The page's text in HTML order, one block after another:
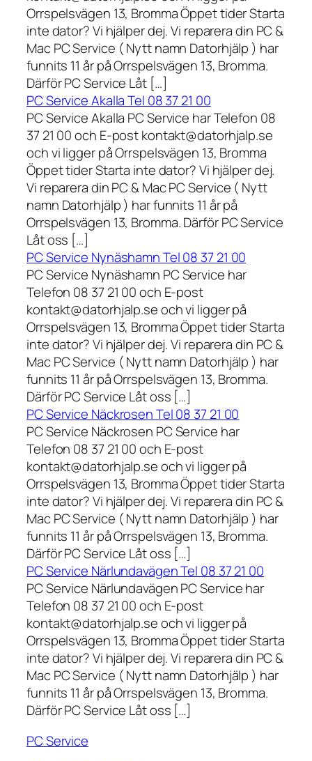
Orrspelsvägen 13, Bromma Öppet tider Starta
inte dator? Vi hjälper dej. Vi reparera din PC &
Mac PC Service ( Nytt namn Datorhjälp ) har
funnits 11 år på Orrspelsvägen 13, Bromma.
Därför PC Service Låt […]
PC Service Akalla Tel 08 37 21 00
PC Service Akalla PC Service har Telefon 08
37 21 00 och E-post kontakt@datorhjalp.se
och vi ligger på Orrspelsvägen 13, Bromma
Öppet tider Starta inte dator? Vi hjälper dej.
Vi reparera din PC & Mac PC Service ( Nytt
namn Datorhjälp ) har funnits 11 år på
Orrspelsvägen 13, Bromma. Därför PC Service
Låt oss […]
PC Service Nynäshamn Tel 08 37 21 00
PC Service Nynäshamn PC Service har
Telefon 08 37 21 00 och E-post
kontakt@datorhjalp.se och vi ligger på
Orrspelsvägen 13, Bromma Öppet tider Starta
inte dator? Vi hjälper dej. Vi reparera din PC &
Mac PC Service ( Nytt namn Datorhjälp ) har
funnits 11 år på Orrspelsvägen 13, Bromma.
Därför PC Service Låt oss […]
PC Service Näckrosen Tel 08 37 21 00
PC Service Näckrosen PC Service har
Telefon 08 37 21 00 och E-post
kontakt@datorhjalp.se och vi ligger på
Orrspelsvägen 13, Bromma Öppet tider Starta
inte dator? Vi hjälper dej. Vi reparera din PC &
Mac PC Service ( Nytt namn Datorhjälp ) har
funnits 11 år på Orrspelsvägen 13, Bromma.
Därför PC Service Låt oss […]
PC Service Närlundavägen Tel 08 37 21 00
PC Service Närlundavägen PC Service har
Telefon 08 37 21 00 och E-post
kontakt@datorhjalp.se och vi ligger på
Orrspelsvägen 13, Bromma Öppet tider Starta
inte dator? Vi hjälper dej. Vi reparera din PC &
Mac PC Service ( Nytt namn Datorhjälp ) har
funnits 11 år på Orrspelsvägen 13, Bromma.
Därför PC Service Låt oss […]
PC Service